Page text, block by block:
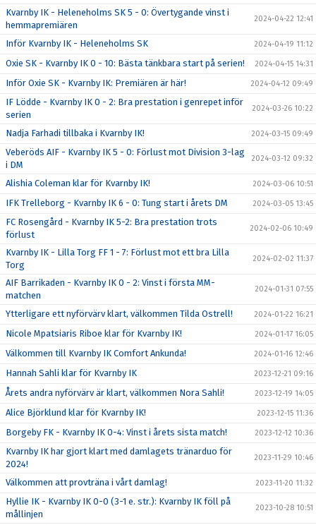
Kvarnby IK - Heleneholms SK 5 - 0: Övertygande vinst i
hemmapremiären
2024-04-22 12:41
Inför Kvarnby IK - Heleneholms SK 2024-04-19 11:12
Oxie SK - Kvarnby IK 0 - 10: Bästa tänkbara start på serien! 2024-04-15 14:31
Inför Oxie SK - Kvarnby IK: Premiären är här! 2024-04-12 09:49
IF Lödde - Kvarnby IK 0 - 2: Bra prestation i genrepet inför
serien
2024-03-26 10:22
Nadja Farhadi tillbaka i Kvarnby IK! 2024-03-15 09:49
Veberöds AIF - Kvarnby IK 5 - 0: Förlust mot Division 3-lag
i DM
2024-03-12 09:32
Alishia Coleman klar för Kvarnby IK! 2024-03-06 10:51
IFK Trelleborg - Kvarnby IK 6 - 0: Tung start i årets DM 2024-03-05 13:45
FC Rosengård - Kvarnby IK 5-2: Bra prestation trots
förlust
2024-02-06 10:49
Kvarnby IK - Lilla Torg FF 1 - 7: Förlust mot ett bra Lilla
Torg
2024-02-02 11:37
AIF Barrikaden - Kvarnby IK 0 - 2: Vinst i första MM-
matchen
2024-01-31 07:55
Ytterligare ett nyförvärv klart, välkommen Tilda Ostrell! 2024-01-22 16:21
Nicole Mpatsiaris Riboe klar för Kvarnby IK! 2024-01-17 16:05
Välkommen till Kvarnby IK Comfort Ankunda! 2024-01-16 12:46
Hannah Sahli klar för Kvarnby IK 2023-12-21 09:16
Årets andra nyförvärv är klart, välkommen Nora Sahli! 2023-12-19 14:05
Alice Björklund klar för Kvarnby IK! 2023-12-15 11:36
Borgeby FK - Kvarnby IK 0-4: Vinst i årets sista match! 2023-12-12 10:36
Kvarnby IK har gjort klart med damlagets tränarduo för
2024!
2023-11-29 10:46
Välkommen att provträna i vårt damlag! 2023-11-20 11:32
Hyllie IK - Kvarnby IK 0-0 (3-1 e. str.): Kvarnby IK föll på
mållinjen
2023-10-28 10:51